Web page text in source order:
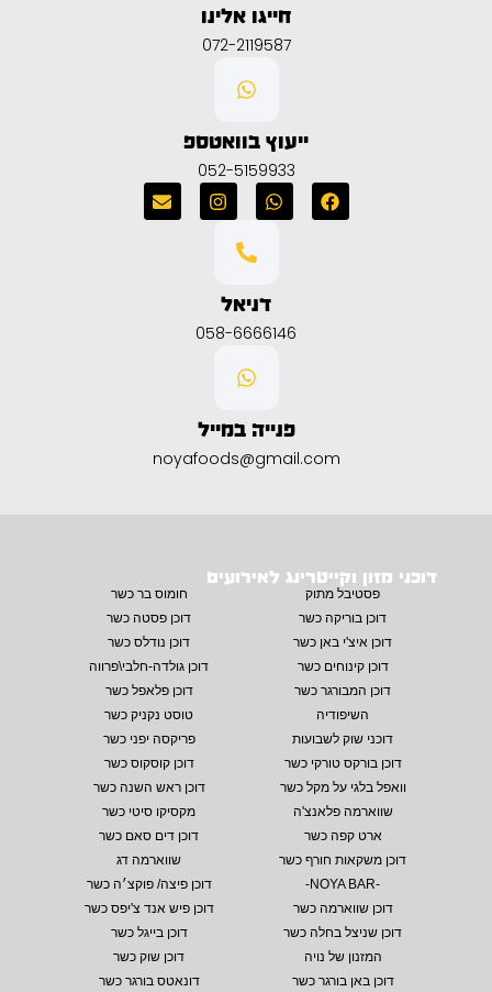
חייגו אלינו
072-2119587
ייעוץ בוואטספ
052-5159933
דניאל
058-6666146
פנייה במייל
noyafoods@gmail.com
דוכני מזון וקייטרינג לאירועים
פסטיבל מתוק
חומוס בר כשר
דוכן בוריקה כשר
דוכן פסטה כשר
דוכן איצ'י באן כשר
דוכן נודלס כשר
דוכן קינוחים כשר
דוכן גולדה-חלבי\פרווה
דוכן המבורגר כשר
דוכן פלאפל כשר
השיפודיה
טוסט נקניק כשר
דוכני שוק לשבועות
פריקסה יפני כשר
דוכן בורקס טורקי כשר
דוכן קוסקוס כשר
וואפל בלגי על מקל כשר
דוכן ראש השנה כשר
שווארמה פלאנצ'ה
מקסיקו סיטי כשר
ארט קפה כשר
דוכן דים סאם כשר
דוכן משקאות חורף כשר
שווארמה דג
-NOYA BAR-
דוכן פיצה/ פוקצ׳ה כשר
דוכן שווארמה כשר
דוכן פיש אנד צ'יפס כשר
דוכן שניצל בחלה כשר
דוכן בייגל כשר
המזנון של נויה
דוכן שוק כשר
דוכן באן בורגר כשר
דונאטס בורגר כשר